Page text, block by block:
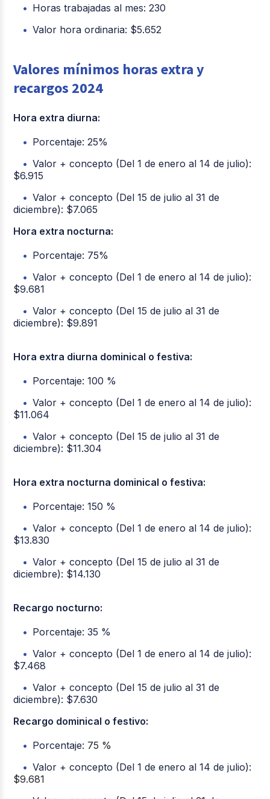
Horas trabajadas al mes: 230
Valor hora ordinaria: $5.652
Valores mínimos horas extra y
recargos 2024
Hora extra diurna:
Porcentaje: 25%
Valor + concepto (Del 1 de enero al 14 de julio):
$6.915
Valor + concepto (Del 15 de julio al 31 de
diciembre): $7.065
Hora extra nocturna:
Porcentaje: 75%
Valor + concepto (Del 1 de enero al 14 de julio):
$9.681
Valor + concepto (Del 15 de julio al 31 de
diciembre): $9.891
Hora extra diurna dominical o festiva:
Porcentaje: 100 %
Valor + concepto (Del 1 de enero al 14 de julio):
$11.064
Valor + concepto (Del 15 de julio al 31 de
diciembre): $11.304
Hora extra nocturna dominical o festiva:
Porcentaje: 150 %
Valor + concepto (Del 1 de enero al 14 de julio):
$13.830
Valor + concepto (Del 15 de julio al 31 de
diciembre): $14.130
Recargo nocturno:
Porcentaje: 35 %
Valor + concepto (Del 1 de enero al 14 de julio):
$7.468
Valor + concepto (Del 15 de julio al 31 de
diciembre): $7.630
Recargo dominical o festivo:
Porcentaje: 75 %
Valor + concepto (Del 1 de enero al 14 de julio):
$9.681